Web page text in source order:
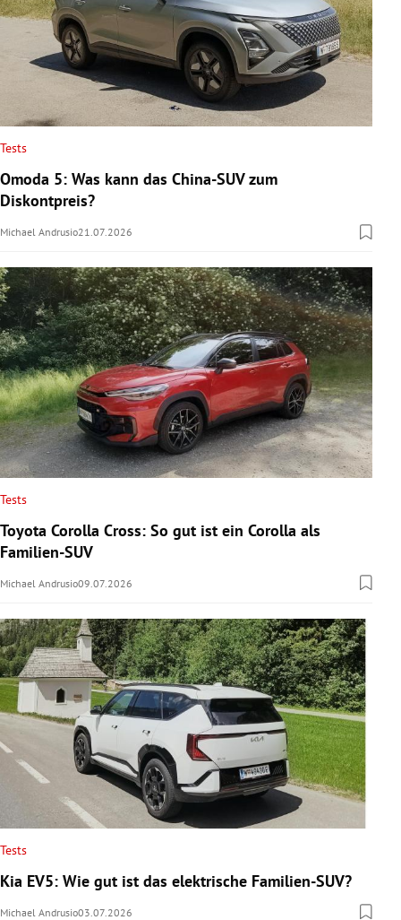
Tests
Omoda 5: Was kann das China-SUV zum
Diskontpreis?
Michael Andrusio21.07.2026
Tests
Toyota Corolla Cross: So gut ist ein Corolla als
Familien-SUV
Michael Andrusio09.07.2026
Tests
Kia EV5: Wie gut ist das elektrische Familien-SUV?
Michael Andrusio03.07.2026